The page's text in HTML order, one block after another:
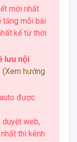
mới nhất
tăng mỗi bài
kể từ thời
lưu nội
(Xem hướng
được
web,
thì kênh